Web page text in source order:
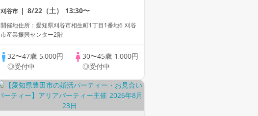
500万以上の頼れる男性♡
刈谷市 8/22（土） 13:30〜
開催地住所：愛知県刈谷市相生町1丁目1番地6 刈谷
市産業振興センター2階
32〜47歳 5,000円
◎受付中
30〜45歳 1,000円
◎受付中